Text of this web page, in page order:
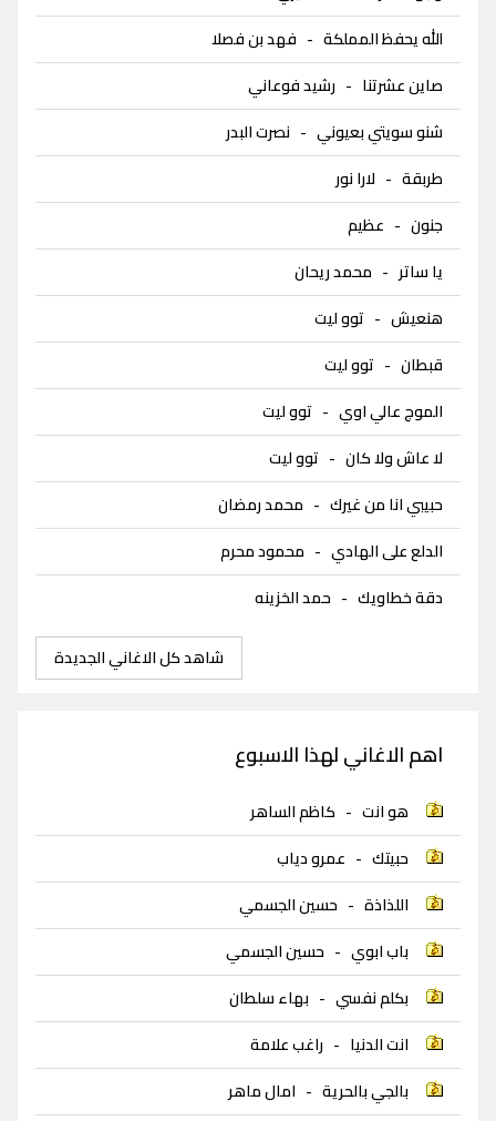
الله يحفظ المملكة - فهد بن فصلا
صاين عشرتنا - رشيد فوعاني
شنو سويتي بعيوني - نصرت البدر
طربقة - لارا نور
جنون - عظيم
يا ساتر - محمد ريحان
هنعيش - توو ليت
قبطان - توو ليت
الموج عالي اوي - توو ليت
لا عاش ولا كان - توو ليت
حبيبي انا من غيرك - محمد رمضان
الدلع على الهادي - محمود محرم
دقة خطاويك - حمد الخزينه
شاهد كل الاغاني الجديدة
اهم الاغاني لهذا الاسبوع
هو انت - كاظم الساهر
حبيتك - عمرو دياب
اللذاذة - حسين الجسمي
باب ابوي - حسين الجسمي
بكلم نفسي - بهاء سلطان
انت الدنيا - راغب علامة
بالجي بالحرية - امال ماهر